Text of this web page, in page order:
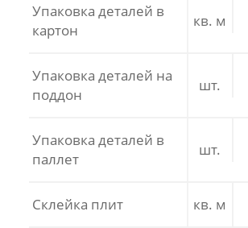
Упаковка деталей в
картон
кв. м
Упаковка деталей на
поддон
шт.
Упаковка деталей в
паллет
шт.
Склейка плит кв. м